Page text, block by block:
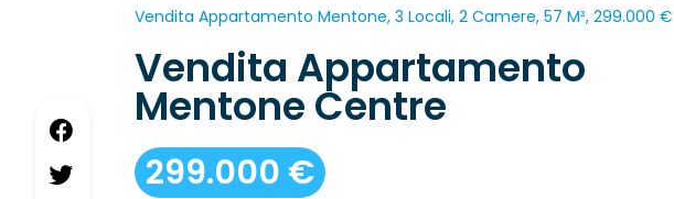
Vendita Appartamento Mentone, 3 Locali, 2 Camere, 57 M², 299.000 €
Vendita Appartamento
Mentone Centre
299.000 €